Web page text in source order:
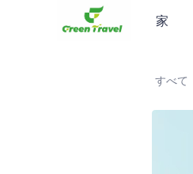
家
すべて